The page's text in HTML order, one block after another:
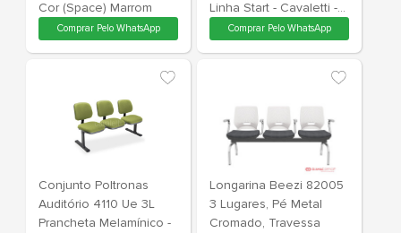
Conjunto Poltronas
36075 Revestida C/
Uma Cor, 2 Lugares E
Mesa Tampo Elmo
Envernizada - Linha Duo
- Cavaletti - Rev Grid -
Comprar Pelo WhatsApp
Conjunto
Auditório
Americano
Plus - Cavaletti -
Space -
MarromComprar